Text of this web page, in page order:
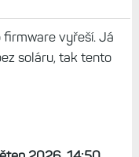
vyřeší. Já
soláru, tak tento